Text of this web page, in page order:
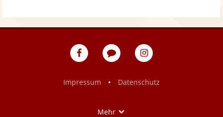
eventpeppers
Blog
eventpeppers
Impressum
• Datenschutz
Mehr